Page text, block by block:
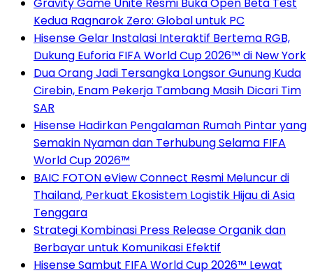
Gravity Game Unite Resmi Buka Open Beta Test
Kedua Ragnarok Zero: Global untuk PC
Hisense Gelar Instalasi Interaktif Bertema RGB,
Dukung Euforia FIFA World Cup 2026™ di New York
Dua Orang Jadi Tersangka Longsor Gunung Kuda
Cirebin, Enam Pekerja Tambang Masih Dicari Tim
SAR
Hisense Hadirkan Pengalaman Rumah Pintar yang
Semakin Nyaman dan Terhubung Selama FIFA
World Cup 2026™
BAIC FOTON eView Connect Resmi Meluncur di
Thailand, Perkuat Ekosistem Logistik Hijau di Asia
Tenggara
Strategi Kombinasi Press Release Organik dan
Berbayar untuk Komunikasi Efektif
Hisense Sambut FIFA World Cup 2026™ Lewat